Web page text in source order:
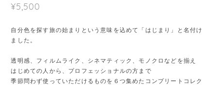
¥5,500
自分色を探す旅の始まりという意味を込めて「はじまり」と名付け
ました。
透明感、フィルムライク、シネマティック、モノクロなどを揃え
はじめての人から、プロフェッショナルの方まで
季節問わず使っていただけるものを６つ集めたコンプリートコレク